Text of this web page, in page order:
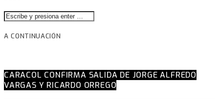
A CONTINUACIÓN
CARACOL CONFIRMA SALIDA DE JORGE ALFREDO
VARGAS Y RICARDO ORREGO